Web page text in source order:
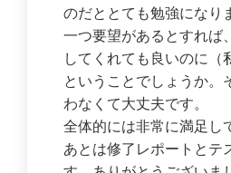
のだととても勉強になり
一つ要望があるとすれば
してくれても良いのに（
ということでしょうか。
わなくて大丈夫です。
全体的には非常に満足し
あとは修了レポートとテ